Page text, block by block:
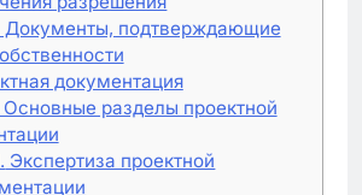
Документы, подтверждающие
документация
Основные разделы проектной
Экспертиза проектной